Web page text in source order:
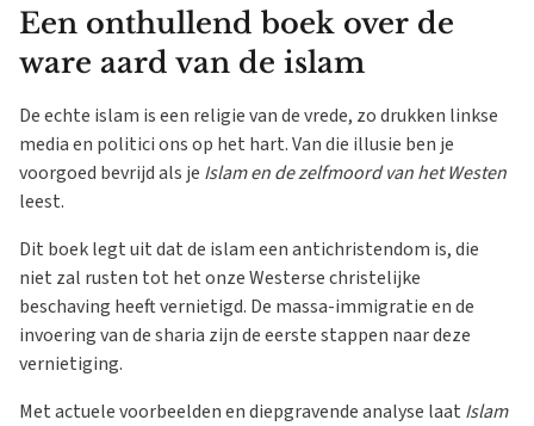
Een onthullend boek over de
ware aard van de islam
De echte islam is een religie van de vrede, zo drukken linkse
media en politici ons op het hart. Van die illusie ben je
voorgoed bevrijd als je Islam en de zelfmoord van het Westen
leest.
Dit boek legt uit dat de islam een antichristendom is, die
niet zal rusten tot het onze Westerse christelijke
beschaving heeft vernietigd. De massa-immigratie en de
invoering van de sharia zijn de eerste stappen naar deze
vernietiging.
Met actuele voorbeelden en diepgravende analyse laat Islam